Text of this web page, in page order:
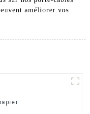
améliorer vos